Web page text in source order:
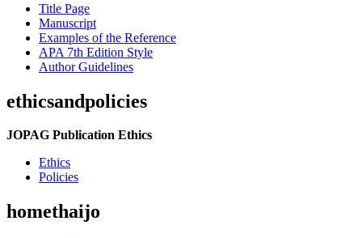
Title Page
Manuscript
Examples of the Reference
APA 7th Edition Style
Author Guidelines
ethicsandpolicies
JOPAG Publication Ethics
Ethics
Policies
homethaijo